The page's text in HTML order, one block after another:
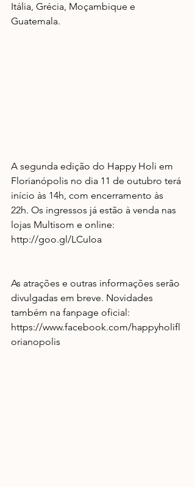
Itália, Grécia, Moçambique e
Guatemala.
A segunda edição do Happy Holi em
Florianópolis no dia 11 de outubro terá
início às 14h, com encerramento às
22h. Os ingressos já estão à venda nas
lojas Multisom e online:
http://goo.gl/LCuIoa
As atrações e outras informações serão
divulgadas em breve. Novidades
também na fanpage oficial:
https://www.facebook.com/happyholifl
orianopolis